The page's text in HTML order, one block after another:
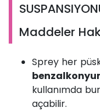
Maddeler
Sprey her
kullanımda
açabilir.